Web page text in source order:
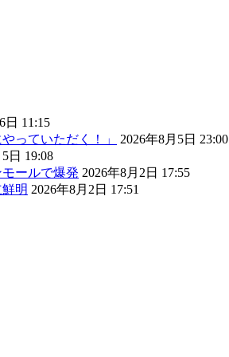
日 11:15
っていただく！」
2026年8月5日 23:00
日 19:08
ールで爆発 2026年8月2日 17:55
明 2026年8月2日 17:51